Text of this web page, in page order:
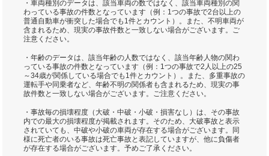
・車両種別のデータは、該当車両の数ではなく、該当車両種別の関
わっている事故の件数となっています（例：1つの事故で2台以上の
普通自動車が衝突した場合でも1件とカウント）。また、不明車両が
含まれるため、現実の事故件数と一致しない場合がございます。ご
注意ください。
・年齢のデータは、該当年齢の人数ではなく、該当年齢人物の関わ
っている事故の件数となっています（例：1つの事故で2人以上の25
～34歳が関係している場合でも1件とカウント）。また、多重事故の
運転手や同乗者など、年齢不明の関係者も含まれるため、現実の事
故件数と一致しない場合がございます。ご注意ください。
・事故毎の損壊程度（大破・中破・小破・損害なし）は、その事故
内での最大の損壊程度が掲載されます。そのため、大破事故と表示
されていても、中破や小破の車両が存在する場合がございます。同
様に死亡者のいる事故は死亡事故と表記していますが、他に負傷者
が存在する場合がございます。予めご了承ください。